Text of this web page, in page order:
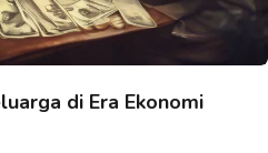
di Era Ekonomi